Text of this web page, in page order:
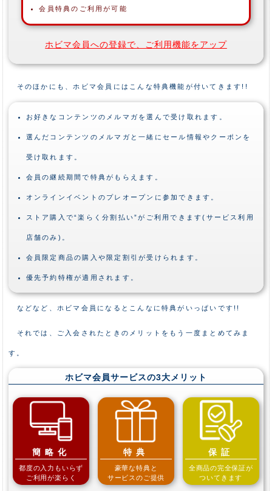
会員特典のご利用が可能
ホビマ会員への登録で、ご利用機能をアップ
そのほかにも、ホビマ会員にはこんな特典機能が付いてきます!!
お好きなコンテンツのメルマガを選んで受け取れます。
選んだコンテンツのメルマガと一緒にセール情報やクーポンを
受け取れます。
会員の継続期間で特典がもらえます。
オンラインイベントのプレオープンに参加できます。
ストア購入で“楽らく分割払い”がご利用できます(サービス利用
店舗のみ)。
会員限定商品の購入や限定割引が受けられます。
優先予約特権が適用されます。
などなど、ホビマ会員になるとこんなに特典がいっぱいです!!
それでは、ご入会されたときのメリットをもう一度まとめてみま
す。
ホビマ会員サービスの3大メリット
簡略化
都度の入力もいらず
ご利用が楽らく
特典
豪華な特典と
サービスのご提供
保証
全商品の完全保証が
ついてきます